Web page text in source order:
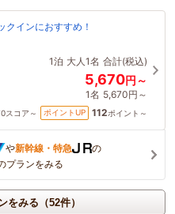
クインにおすすめ！
1泊 大人1名 合計(税込)
5,670円～
1名 5,670円～
スコア～ ポイントUP 112ポイント～
や新幹線・特急
の
プランをみる
をみる（52件）